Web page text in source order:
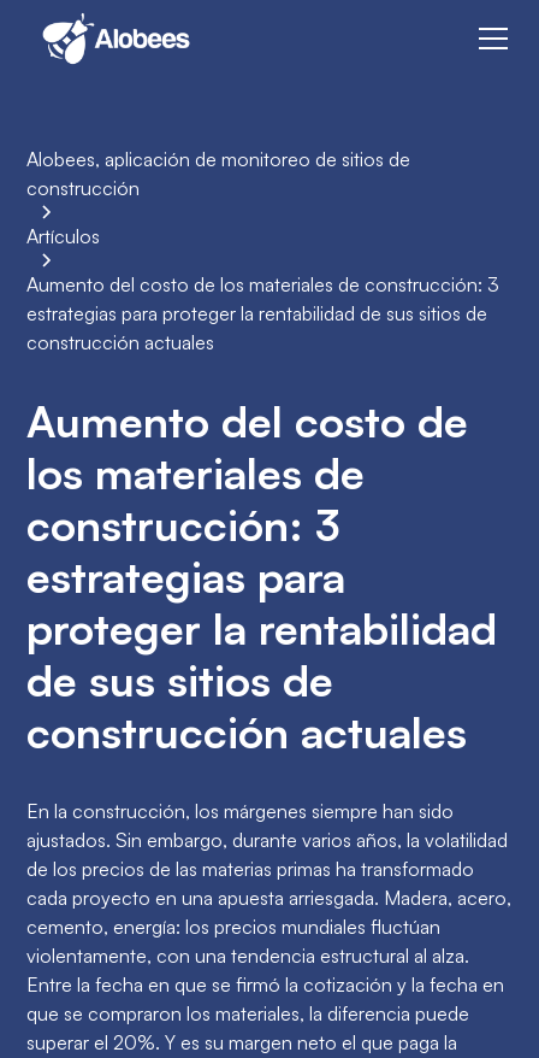
Alobees, aplicación de monitoreo de sitios de
construcción
Artículos
Aumento del costo de los materiales de construcción: 3
estrategias para proteger la rentabilidad de sus sitios de
construcción actuales
Aumento del costo de
los materiales de
construcción: 3
estrategias para
proteger la rentabilidad
de sus sitios de
construcción actuales
En la construcción, los márgenes siempre han sido
ajustados. Sin embargo, durante varios años, la volatilidad
de los precios de las materias primas ha transformado
cada proyecto en una apuesta arriesgada. Madera, acero,
cemento, energía: los precios mundiales fluctúan
violentamente, con una tendencia estructural al alza.
Entre la fecha en que se firmó la cotización y la fecha en
que se compraron los materiales, la diferencia puede
superar el 20%. Y es su margen neto el que paga la